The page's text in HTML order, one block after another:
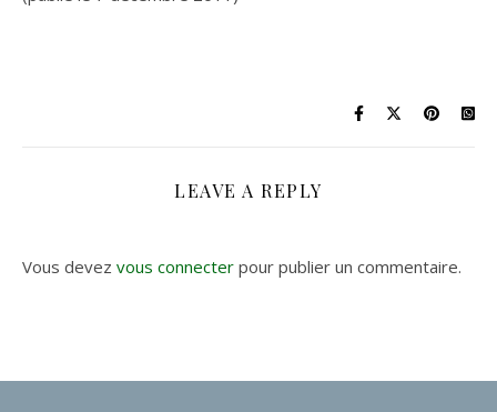
LEAVE A REPLY
Vous devez vous connecter pour publier un commentaire.